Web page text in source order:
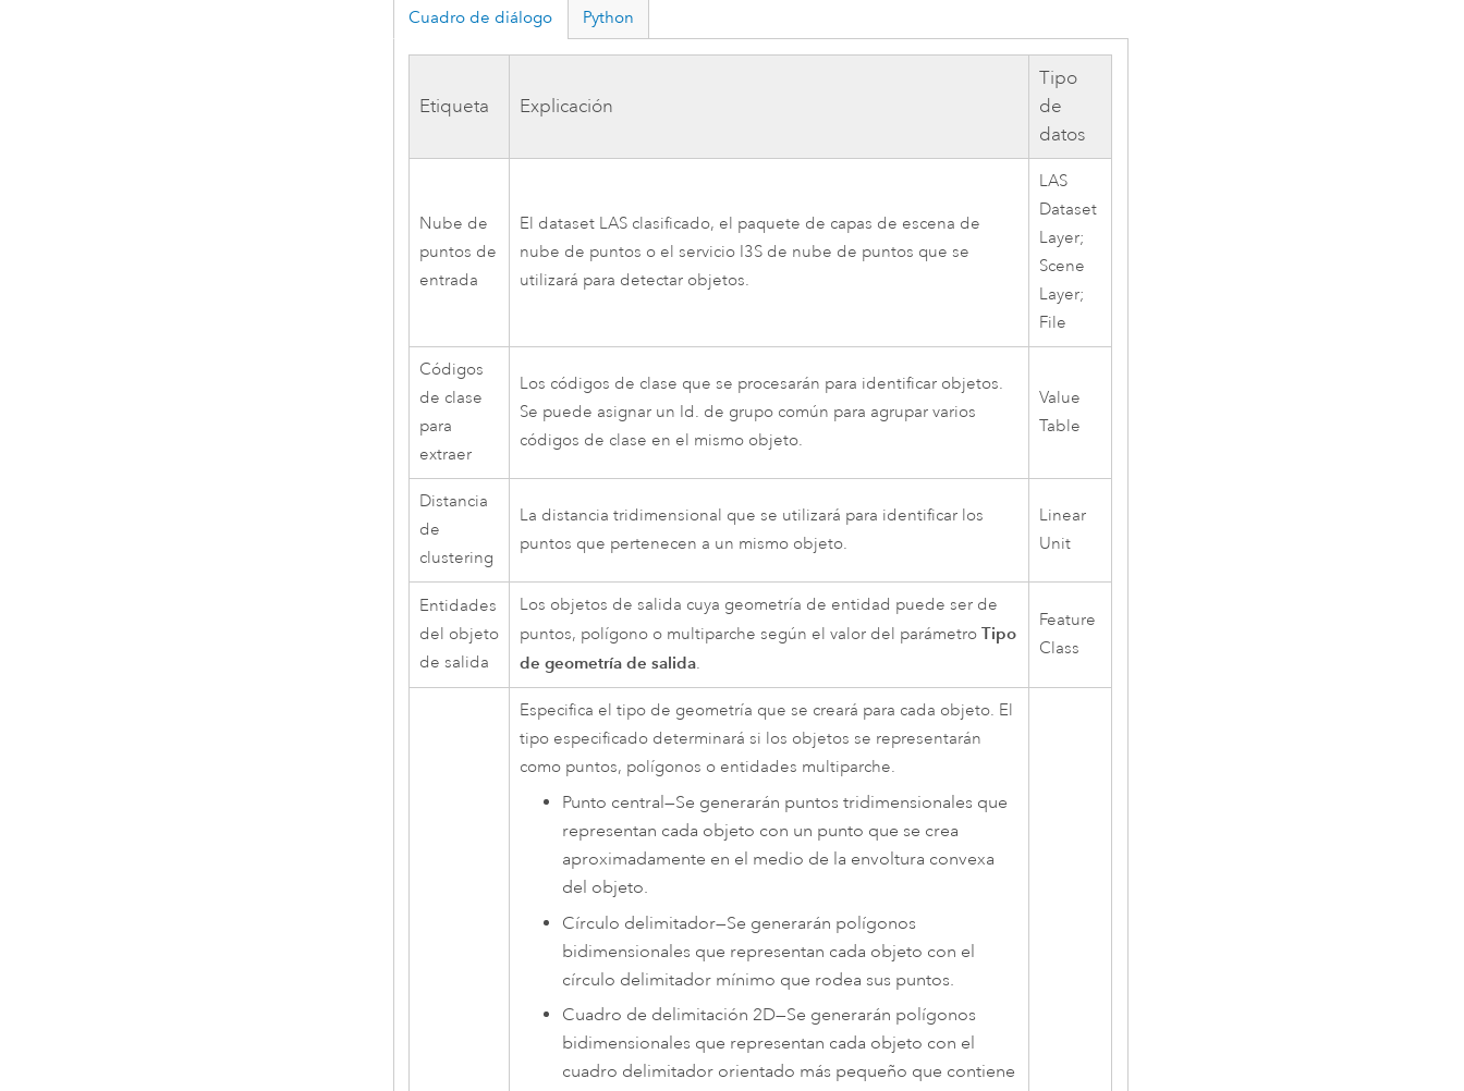
Cuadro de diálogo Python
Etiqueta Explicación
Tipo
de
datos
Nube de
puntos de
entrada
El dataset LAS clasificado, el paquete de capas de escena de
nube de puntos o el servicio I3S de nube de puntos que se
utilizará para detectar objetos.
LAS
Dataset
Layer;
Scene
Layer;
File
Códigos
de clase
para
extraer
Los códigos de clase que se procesarán para identificar objetos.
Se puede asignar un Id. de grupo común para agrupar varios
códigos de clase en el mismo objeto.
Value
Table
Distancia
de
clustering
La distancia tridimensional que se utilizará para identificar los
puntos que pertenecen a un mismo objeto.
Linear
Unit
Entidades
del objeto
de salida
Los objetos de salida cuya geometría de entidad puede ser de
puntos, polígono o multiparche según el valor del parámetroTipo
de geometría de salida.
Feature
Class
Especifica el tipo de geometría que se creará para cada objeto. El
tipo especificado determinará si los objetos se representarán
como puntos, polígonos o entidades multiparche.
Punto central—Se generarán puntos tridimensionales que
representan cada objeto con un punto que se crea
aproximadamente en el medio de la envoltura convexa
del objeto.
Círculo delimitador—Se generarán polígonos
bidimensionales que representan cada objeto con el
círculo delimitador mínimo que rodea sus puntos.
Cuadro de delimitación 2D—Se generarán polígonos
bidimensionales que representan cada objeto con el
cuadro delimitador orientado más pequeño que contiene